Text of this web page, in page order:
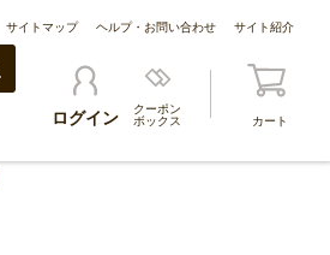
サイトマップ ヘルプ・お問い合わせ サイト紹介
ログイン
クーポン
ボックス
カート